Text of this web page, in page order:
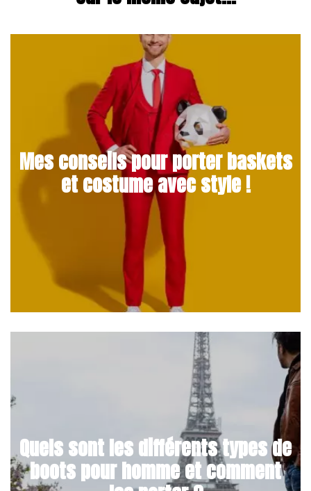
Mes conseils pour porter baskets
et costume avec style !
Quels sont les différents types de
boots pour homme et comment